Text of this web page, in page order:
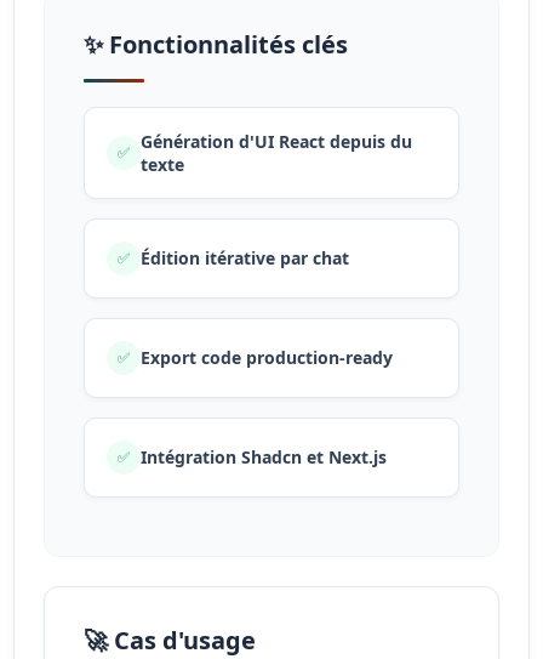
✨ Fonctionnalités clés
✅ Génération d'UI React depuis du
texte
✅ Édition itérative par chat
✅ Export code production-ready
✅ Intégration Shadcn et Next.js
🚀 Cas d'usage